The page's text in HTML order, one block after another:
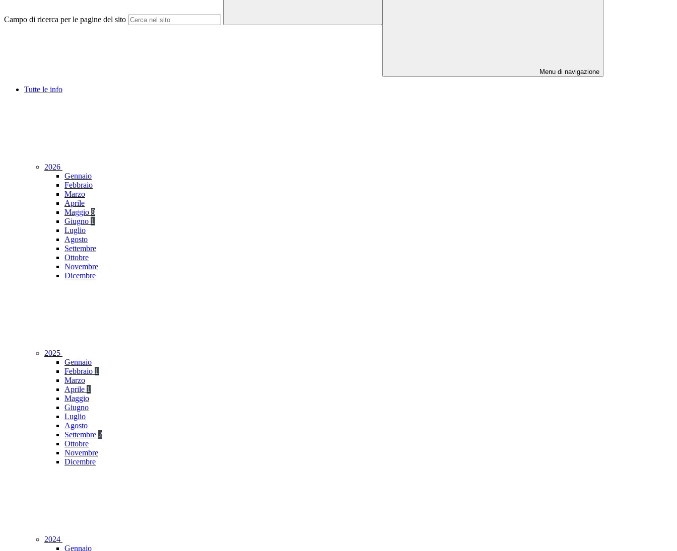
Campo di ricerca per le pagine del sito
Menu di navigazione
Tutte le info
2026
Gennaio
Febbraio
Marzo
Aprile
Maggio 8
Giugno 1
Luglio
Agosto
Settembre
Ottobre
Novembre
Dicembre
2025
Gennaio
Febbraio 1
Marzo
Aprile 1
Maggio
Giugno
Luglio
Agosto
Settembre 2
Ottobre
Novembre
Dicembre
2024
Gennaio